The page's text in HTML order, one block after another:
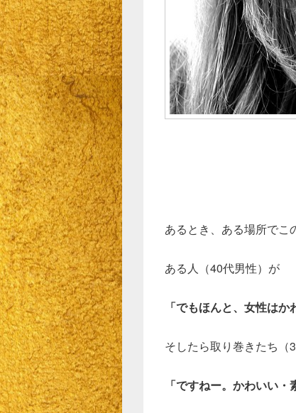
あるとき、ある場所でこ
ある人（40代男性）が
「でもほんと、女性は
そしたら取り巻きたち（
「ですねー。かわいい・